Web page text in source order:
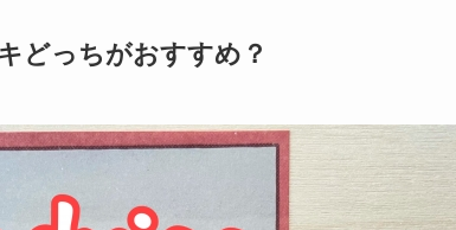
どっちがおすすめ？